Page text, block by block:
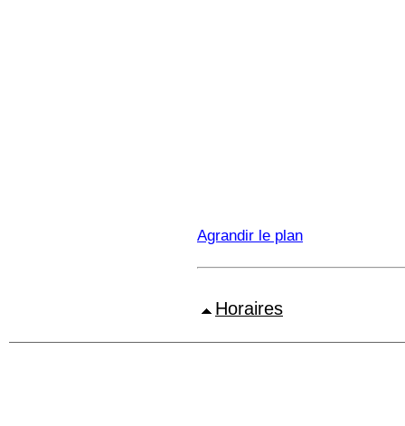
Agrandir le plan
Horaires